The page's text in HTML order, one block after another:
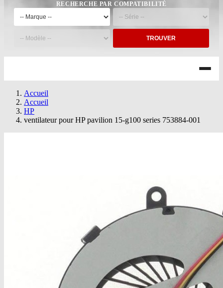
RECHERCHE PAR COMPATIBILITÉ
TROUVER
Accueil
Accueil
HP
ventilateur pour HP pavilion 15-g100 series 753884-001